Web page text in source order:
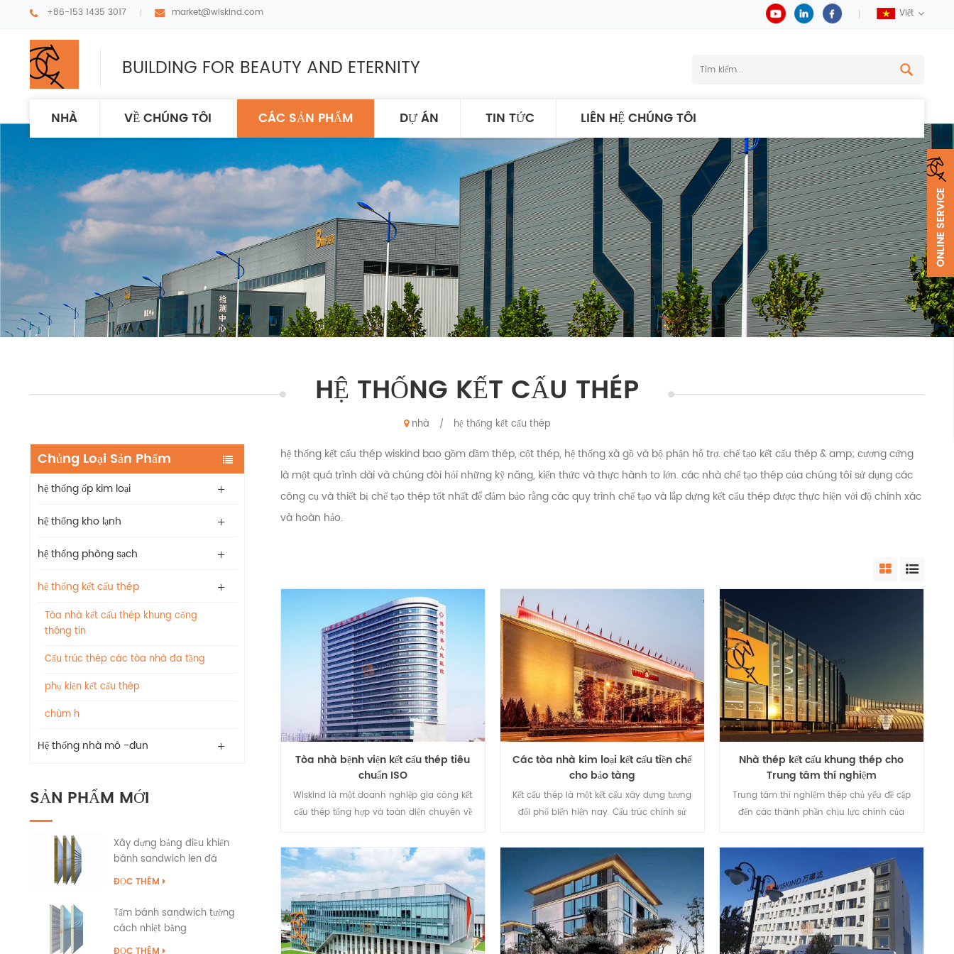
+86-153 1435 3017 market@wiskind.com Việt
BUILDING FOR BEAUTY AND ETERNITY
NHÀ VỀ CHÚNG TÔI CÁC SẢN PHẨM DỰ ÁN TIN TỨC LIÊN HỆ CHÚNG TÔI
HỆ THỐNG KẾT CẤU THÉP
nhà / hệ thống kết cấu thép
Chủng Loại Sản Phẩm
hệ thống ốp kim loại
hệ thống kho lạnh
hệ thống phòng sạch
hệ thống kết cấu thép
Tòa nhà kết cấu thép khung cổng
thông tin
Cấu trúc thép các tòa nhà đa tầng
phụ kiện kết cấu thép
chùm h
Hệ thống nhà mô -đun
SẢN PHẨM MỚI
Xây dựng bảng điều khiển
bánh sandwich len đá
tường ngoại thất với niêm
phong cạnh PU
ĐỌC THÊM
Tấm bánh sandwich tường
cách nhiệt bằng
polyurethane PIR PUR PU
hệ thống kết cấu thép wiskind bao gồm dầm thép, cột thép, hệ thống xà gồ và bộ phận hỗ trợ. chế tạo kết cấu thép & amp; cương cứng
là một quá trình dài và chúng đòi hỏi những kỹ năng, kiến thức và thực hành to lớn. các nhà chế tạo thép của chúng tôi sử dụng các
công cụ và thiết bị chế tạo thép tốt nhất để đảm bảo rằng các quy trình chế tạo và lắp dựng kết cấu thép được thực hiện với độ chính xác
và hoàn hảo.
Tòa nhà bệnh viện kết cấu thép tiêu
chuẩn ISO
Wiskind là một doanh nghiệp gia công kết
cấu thép tổng hợp và toàn diện chuyên về
Chúng tôi có thể cung cấp một bộ giải
pháp kết cấu thép hoàn chỉnh, chủ yếu
tham gia vào lĩnh vực gia công kết cấu
thép, cơ khí kết cấu thép, nhà ở kết cấu thép,
công trình bệnh viện kết cấu thép , v.v ...
Đầy đủ các sản phẩm kết cấu thép. Công ty
chúng tôi có hơn 40 năm kinh nghiệm, có
Các tòa nhà kim loại kết cấu tiền chế
cho bảo tàng
Kết cấu thép là một kết cấu xây dựng tương
đối phổ biến hiện nay. Cấu trúc chính sử
gồ C / Z làm cấu trúc phụ và tấm tôn kim
loại hoặc bảng điều khiển bánh sandwich
làm hệ thống tường và mái, cũng như cửa
ra vào, cửa sổ, phụ kiện và các tổ hợp khác
để làm nhà tiền chế tòa nhà đẹp với đầy đủ
chức năng.
Nhà thép kết cấu khung thép cho
Trung tâm thí nghiệm
Trung tâm thí nghiệm thép chủ yếu đề cập
đến các thành phần chịu lực chính của
cấu tạo từ thép, bao gồm cột thép , dầm
thép, móng kết cấu thép, vì kèo thép, mái
thép. Lưu ý rằng các bức tường của kết cấu
thép cũng có thể được duy trì bằng tường
gạch, hoặc tường gạch. Tường và ngói thép
màu kết hợp. Do sự gia tăng sản xuất thép
ở Trung Quốc, nhiều kết cấu thép đã bắt đầu